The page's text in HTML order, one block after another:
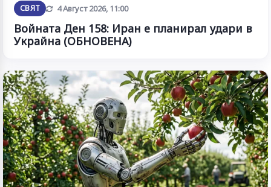
СВЯТ Обновена
4 Август 2026, 11:00
Войната Ден 158: Иран е планирал удари в
Украйна (ОБНОВЕНА)